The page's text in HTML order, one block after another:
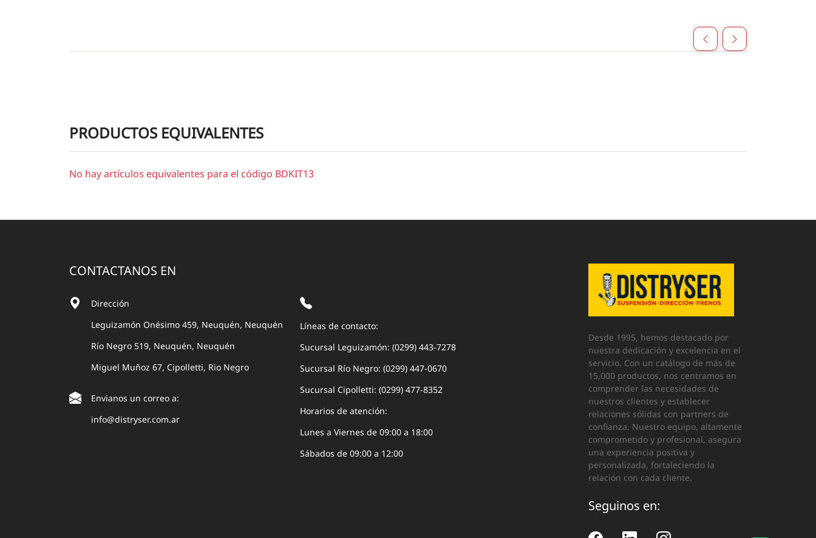
PRODUCTOS EQUIVALENTES
No hay artículos equivalentes para el código BDKIT13
CONTACTANOS EN
Dirección
Leguizamón Onésimo 459, Neuquén, Neuquén
Río Negro 519, Neuquén, Neuquén
Miguel Muñoz 67, Cipolletti, Rio Negro
Envianos un correo a:
info@distryser.com.ar
Líneas de contacto:
Sucursal Leguizamón: (0299) 443-7278
Sucursal Río Negro: (0299) 447-0670
Sucursal Cipolletti: (0299) 477-8352
Horarios de atención:
Lunes a Viernes de 09:00 a 18:00
Sábados de 09:00 a 12:00
Desde 1995, hemos destacado por
nuestra dedicación y excelencia en el
servicio. Con un catálogo de más de
15,000 productos, nos centramos en
comprender las necesidades de
nuestros clientes y establecer
relaciones sólidas con partners de
confianza. Nuestro equipo, altamente
comprometido y profesional, asegura
una experiencia positiva y
personalizada, fortaleciendo la
relación con cada cliente.
Seguinos en: